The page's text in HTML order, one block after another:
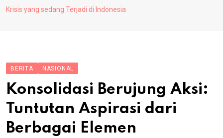
Hiburan
Krisis yang sedang Terjadi di Indonesia
BERITA NASIONAL
Konsolidasi Berujung Aksi:
Tuntutan Aspirasi dari
Berbagai Elemen